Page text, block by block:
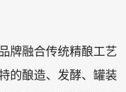
牌融合传统精酿工艺
的酿造、发酵、罐装